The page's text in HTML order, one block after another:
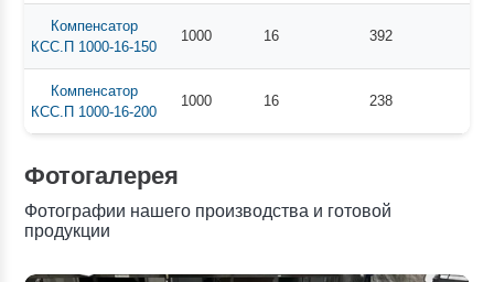
Компенсатор
КСС.П 1000-16-150
1000 16 392
Компенсатор
КСС.П 1000-16-200
1000 16 238
Фотогалерея
Фотографии нашего производства и готовой
продукции